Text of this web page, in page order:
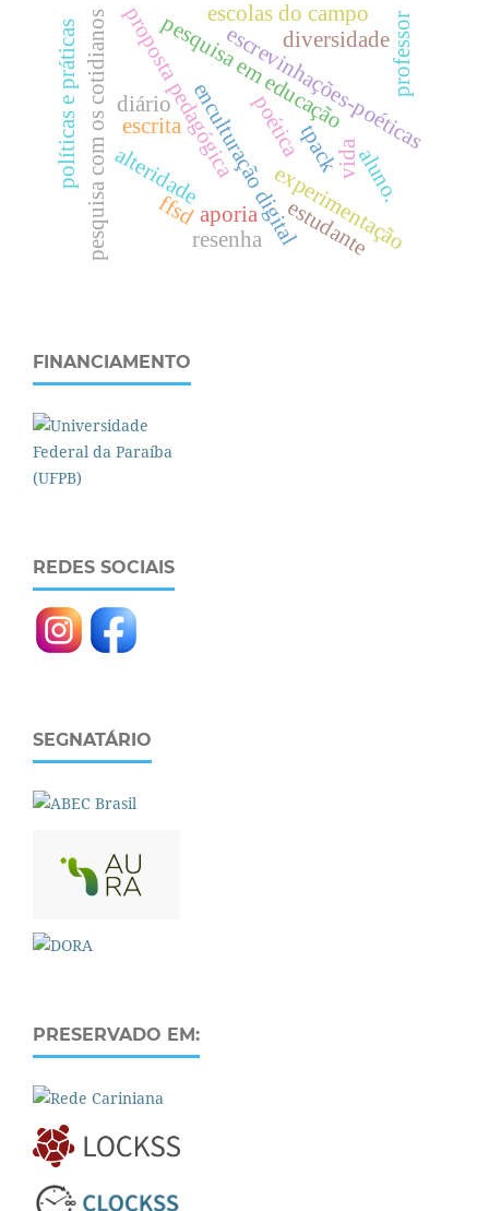
proposta pedagógicaenculturação digital
pesquisa em educação
escrita escrevinhações-poéticas
pesquisa com os cotidianos diversidade
tpack
alteridade
poética
políticas e práticas
escolas do campo
ffsd
vida
experimentação
professor
aluno.
resenha estudante
diário
aporia
FINANCIAMENTO
REDES SOCIAIS
SEGNATÁRIO
PRESERVADO EM: